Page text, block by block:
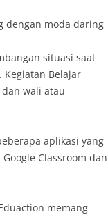
dengan moda daring
situasi saat
Belajar
wali atau
aplikasi yang
Classroom dan
memang